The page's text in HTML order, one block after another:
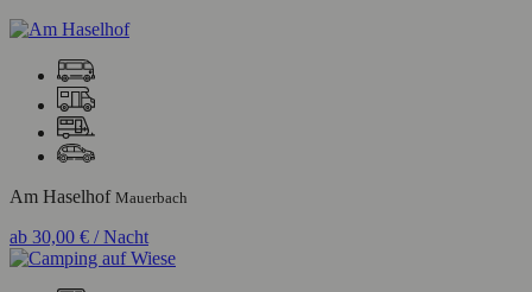
Am Haselhof Mauerbach
ab 30,00 € / Nacht